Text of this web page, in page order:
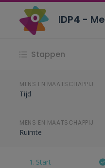
Stappen
MENS EN MAATSCHAPPIJ
Tijd
MENS EN MAATSCHAPPIJ
Ruimte
1. Start
IDP4 -